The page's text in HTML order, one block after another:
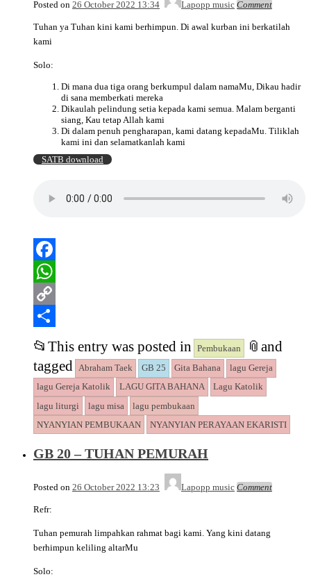
Posted on 26 October 2022 13:34 Lapopp music Comment
Tuhan ya Tuhan kini kami berhimpun. Di awal kurban ini berkatilah
kami
Solo:
Di mana dua tiga orang berkumpul dalam namaMu, Dikau hadir
di sana memberkati mereka
Dikaulah pelindung setia kepada kami semua. Malam berganti
siang, Kau tetap Allah kami
Di dalam penuh pengharapan, kami datang kepadaMu. Tiliklah
kami ini dan selamatkanlah kami
SATB download
Facebook
WhatsApp
Copy
📂 This entry was posted in Pembukaan 📎 and
tagged
Abraham Taek GB 25 Gita Bahana
lagu Gereja
lagu Gereja Katolik
LAGU GITA BAHANA
Lagu Katolik
lagu liturgi
lagu misa
lagu pembukaan
NYANYIAN PEMBUKAAN
NYANYIAN PERAYAAN EKARISTI
GB 20 – TUHAN PEMURAH
Posted on 26 October 2022 13:23 Lapopp music Comment
Refr:
Tuhan pemurah limpahkan rahmat bagi kami. Yang kini datang
berhimpun keliling altarMu
Solo: